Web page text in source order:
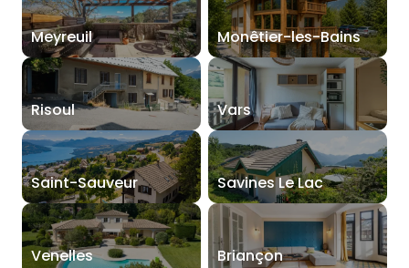
Meyreuil Monêtier-les-Bains
Risoul Vars
Saint-Sauveur Savines Le Lac
Venelles Briançon